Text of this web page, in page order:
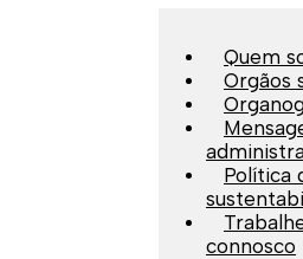
Quem
Orgãos
Política
connosco